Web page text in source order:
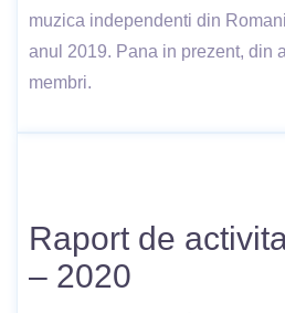
muzica independenti din
anul 2019. Pana in prezent, din
membri.
Raport de
– 2020